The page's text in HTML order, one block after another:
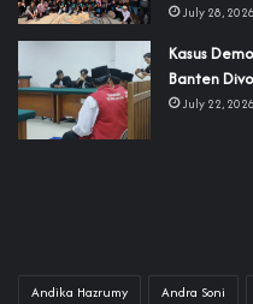
July 28, 2026
‎Kasus
Banten
July 22, 2026
Andika Hazrumy Andra Soni